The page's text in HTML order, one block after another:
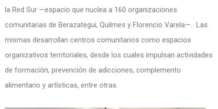
la Red Sur —espacio que nuclea a 160 organizaciones
comunitarias de Berazategui, Quilmes y Florencio Varela—. Las
mismas desarrollan centros comunitarios como espacios
organizativos territoriales, desde los cuales impulsan actividades
de formación, prevención de adicciones, complemento
alimentario y artísticas, entre otras.